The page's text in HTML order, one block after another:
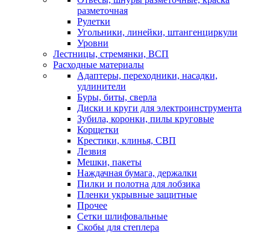
разметочная
Рулетки
Угольники, линейки, штангенциркули
Уровни
Лестницы, стремянки, ВСП
Расходные материалы
Адаптеры, переходники, насадки,
удлинители
Буры, биты, сверла
Диски и круги для электроинструмента
Зубила, коронки, пилы круговые
Корщетки
Крестики, клинья, СВП
Лезвия
Мешки, пакеты
Наждачная бумага, держалки
Пилки и полотна для лобзика
Пленки укрывные защитные
Прочее
Сетки шлифовальные
Скобы для степлера